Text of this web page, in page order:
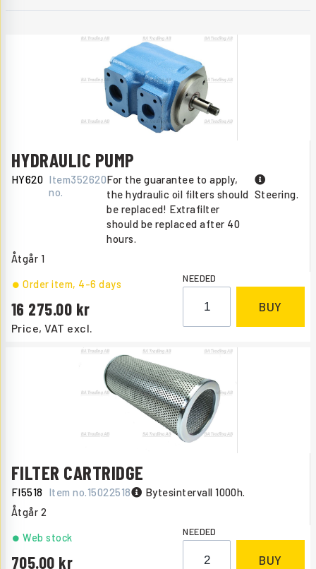
HYDRAULIC PUMP
HY620 Item
no.
352620For the guarantee to apply,
the hydraulic oil filters should
be replaced! Extrafilter
should be replaced after 40
hours.
Steering.
Åtgår 1
Price, VAT excl.
16 275.00
Order item, 4-6 days NEEDED
BUY
FILTER CARTRIDGE
FI5518 Item no.15022518 Bytesintervall 1000h.
Åtgår 2
705.00
Web stock NEEDED
BUY